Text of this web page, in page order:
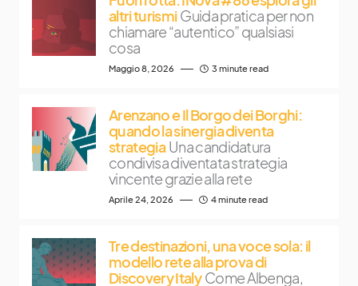
altri turismi Guida pratica per non
chiamare “autentico” qualsiasi
cosa
Maggio 8, 2026 3 minute read
Arenzano e Il Borgo dei Borghi:
quando la sinergia diventa
strategia Una candidatura
condivisa diventata strategia
vincente grazie alla rete
Aprile 24, 2026 4 minute read
Tre destinazioni, una voce sola: il
modello rete alla prova di
Discovery Italy Come Albenga,